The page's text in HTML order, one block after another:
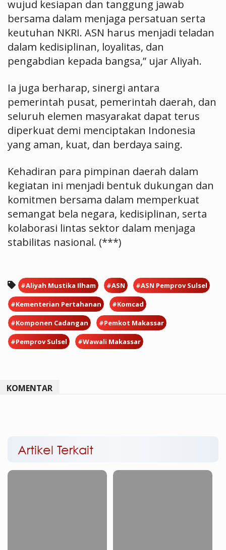
wujud kesiapan dan tanggung jawab
bersama dalam menjaga persatuan serta
keutuhan NKRI. ASN harus menjadi teladan
dalam kedisiplinan, loyalitas, dan
pengabdian kepada bangsa,” ujar Aliyah.
Ia juga berharap, sinergi antara
pemerintah pusat, pemerintah daerah, dan
seluruh elemen masyarakat dapat terus
diperkuat demi menciptakan Indonesia
yang aman, kuat, dan berdaya saing.
Kehadiran para pimpinan daerah dalam
kegiatan ini menjadi bentuk dukungan dan
komitmen bersama dalam memperkuat
semangat bela negara, kedisiplinan, serta
kolaborasi lintas sektor dalam menjaga
stabilitas nasional. (***)
#Aliyah Mustika Ilham #ASN #ASN Pemprov Sulsel
#Kementerian Pertahanan #Komcad
#Komponen Cadangan #Pemkot Makassar
#Pemprov Sulsel #Wawali Makassar
KOMENTAR
Artikel Terkait